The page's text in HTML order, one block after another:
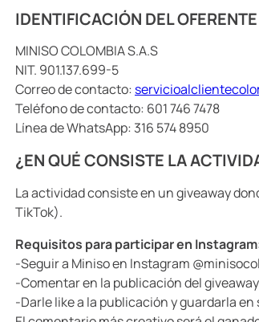
IDENTIFICACIÓN DEL OFERENTE
MINISO COLOMBIA S.A.S
NIT. 901.137.699-5
Correo de contacto:
Teléfono de contacto: 601 746 7478
Línea de WhatsApp: 316 574 8950
¿EN QUÉ CONSISTE LA
La actividad consiste en un giveaway
TikTok).
Requisitos para participar en
-Seguir a Miniso en Instagram
-Comentar en la publicación del
-Darle like a la publicación y guardarla en
4.
ositos cariñositos
7.
disney
8.
termos
9.
one piece